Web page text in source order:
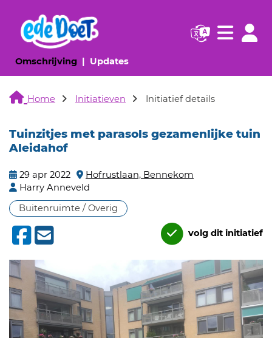
Omschrijving(huidige pagina)
Updates(huidige pagina)
Navigatie
Home Initiatieven Initiatief details
Tuinzitjes met parasols gezamenlijke tuin
Aleidahof
29 apr 2022
Hofrustlaan, Bennekom
Harry Anneveld
Buitenruimte / Overig
volg dit initiatief